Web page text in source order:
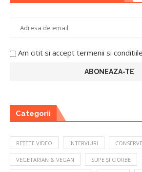
Am citit si accept termenii si conditiile
Categorii
REȚETE VIDEO INTERVIURI CONSERVE
VEGETARIAN & VEGAN SUPE ȘI CIORBE